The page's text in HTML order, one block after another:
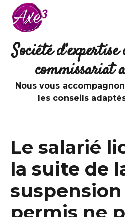
Aller au contenu
Société
commissariat
Nous vous
les conseils
Le salarié
la suite de
suspension
permis ne